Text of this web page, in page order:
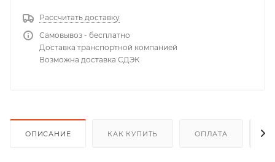
Рассчитать доставку
Самовывоз - бесплатно
Доставка транспортной компанией
Возможна доставка СДЭК
ОПИСАНИЕ КАК КУПИТЬ ОПЛАТА